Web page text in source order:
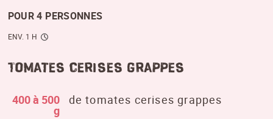
POUR 4 PERSONNES
ENV. 1 H
Tomates cerises grappes
400 à 500
g
de tomates cerises grappes